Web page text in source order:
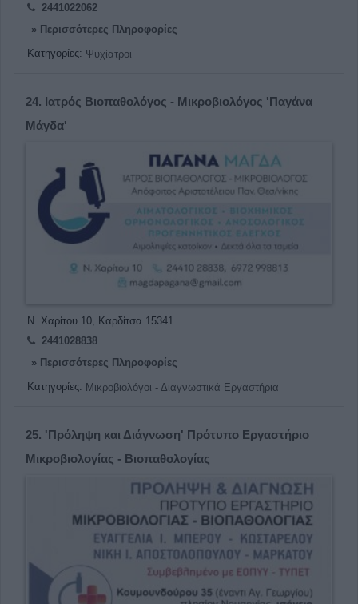
2441022062
» Περισσότερες Πληροφορίες
Κατηγορίες: Ψυχίατροι
24. Ιατρός Βιοπαθολόγος - Μικροβιολόγος 'Παγάνα
Μάγδα'
Ν. Χαρίτου 10, Καρδίτσα 15341
2441028838
» Περισσότερες Πληροφορίες
Κατηγορίες: Μικροβιολόγοι - Διαγνωστικά Εργαστήρια
25. 'Πρόληψη και Διάγνωση' Πρότυπο Εργαστήριο
Μικροβιολογίας - Βιοπαθολογίας